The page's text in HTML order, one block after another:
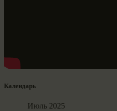
Календарь
Июль 2025